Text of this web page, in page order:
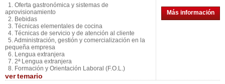
1. Oferta gastronómica y sistemas de
aprovisionamiento
2. Bebidas
3. Técnicas elementales de cocina
4. Técnicas de servicio y de atención al cliente
5. Administración, gestión y comercialización en la
pequeña empresa
6. Lengua extranjera
7. 2ª Lengua extranjera
8. Formación y Orientación Laboral (F.O.L.)
vertemario
Más información